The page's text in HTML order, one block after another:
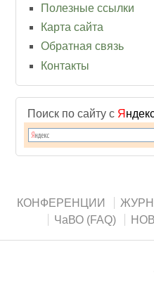
Полезные ссылки
Карта сайта
Обратная связь
Контакты
Поиск по сайту с Я
КОНФЕРЕНЦИИ
ЧаВО (FAQ)